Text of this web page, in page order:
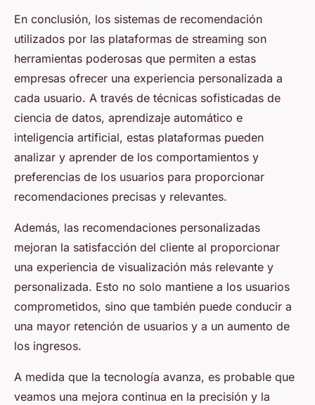
En conclusión, los sistemas de recomendación
utilizados por las plataformas de streaming son
herramientas poderosas que permiten a estas
empresas ofrecer una experiencia personalizada a
cada usuario. A través de técnicas sofisticadas de
ciencia de datos, aprendizaje automático e
inteligencia artificial, estas plataformas pueden
analizar y aprender de los comportamientos y
preferencias de los usuarios para proporcionar
recomendaciones precisas y relevantes.
Además, las recomendaciones personalizadas
mejoran la satisfacción del cliente al proporcionar
una experiencia de visualización más relevante y
personalizada. Esto no solo mantiene a los usuarios
comprometidos, sino que también puede conducir a
una mayor retención de usuarios y a un aumento de
los ingresos.
A medida que la tecnología avanza, es probable que
veamos una mejora continua en la precisión y la